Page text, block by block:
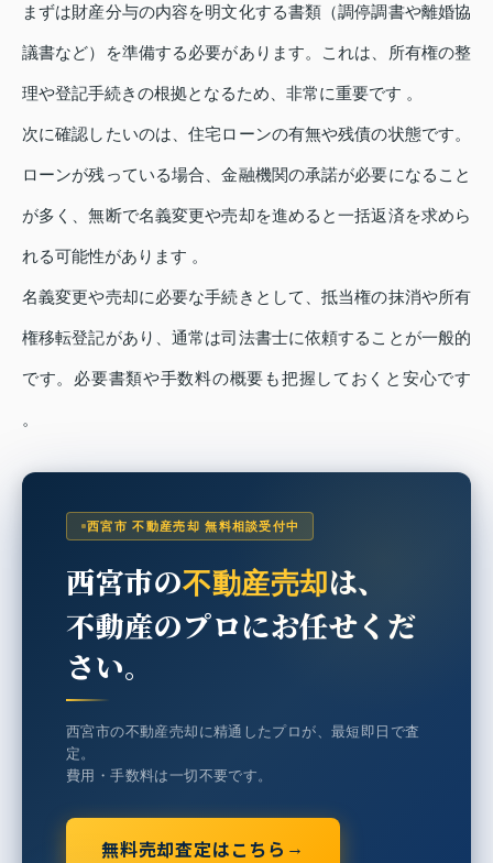
まずは財産分与の内容を明文化する書類（調停調書や離婚協
議書など）を準備する必要があります。これは、所有権の整
理や登記手続きの根拠となるため、非常に重要です 。
次に確認したいのは、住宅ローンの有無や残債の状態です。
ローンが残っている場合、金融機関の承諾が必要になること
が多く、無断で名義変更や売却を進めると一括返済を求めら
れる可能性があります 。
名義変更や売却に必要な手続きとして、抵当権の抹消や所有
権移転登記があり、通常は司法書士に依頼することが一般的
です。必要書類や手数料の概要も把握しておくと安心です
。
西宮市 不動産売却 無料相談受付中
西宮市の不動産売却は、
不動産のプロにお任せくだ
さい。
西宮市の不動産売却に精通したプロが、最短即日で査
定。
費用・手数料は一切不要です。
無料売却査定はこちら →